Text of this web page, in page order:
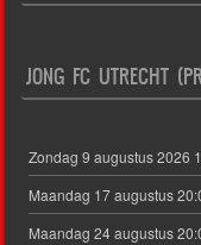
JONG FC UTRECHT
Zondag 9 augustus 2026
Maandag 17 augustus
Maandag 24 augustus